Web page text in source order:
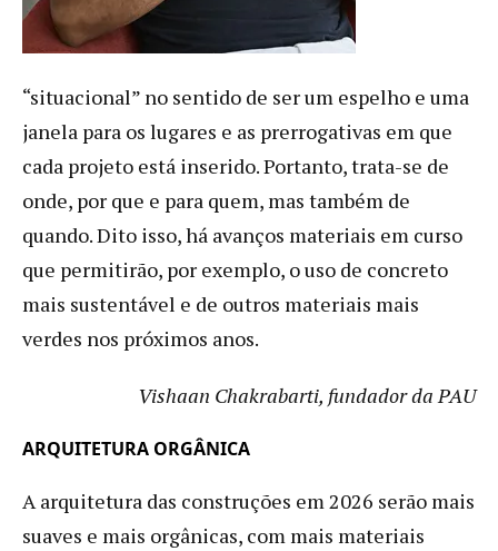
“situacional” no sentido de ser um espelho e uma
janela para os lugares e as prerrogativas em que
cada projeto está inserido. Portanto, trata-se de
onde, por que e para quem, mas também de
quando. Dito isso, há avanços materiais em curso
que permitirão, por exemplo, o uso de concreto
mais sustentável e de outros materiais mais
verdes nos próximos anos.
Vishaan Chakrabarti, fundador da PAU
ARQUITETURA ORGÂNICA
A arquitetura das construções em 2026 serão mais
suaves e mais orgânicas, com mais materiais